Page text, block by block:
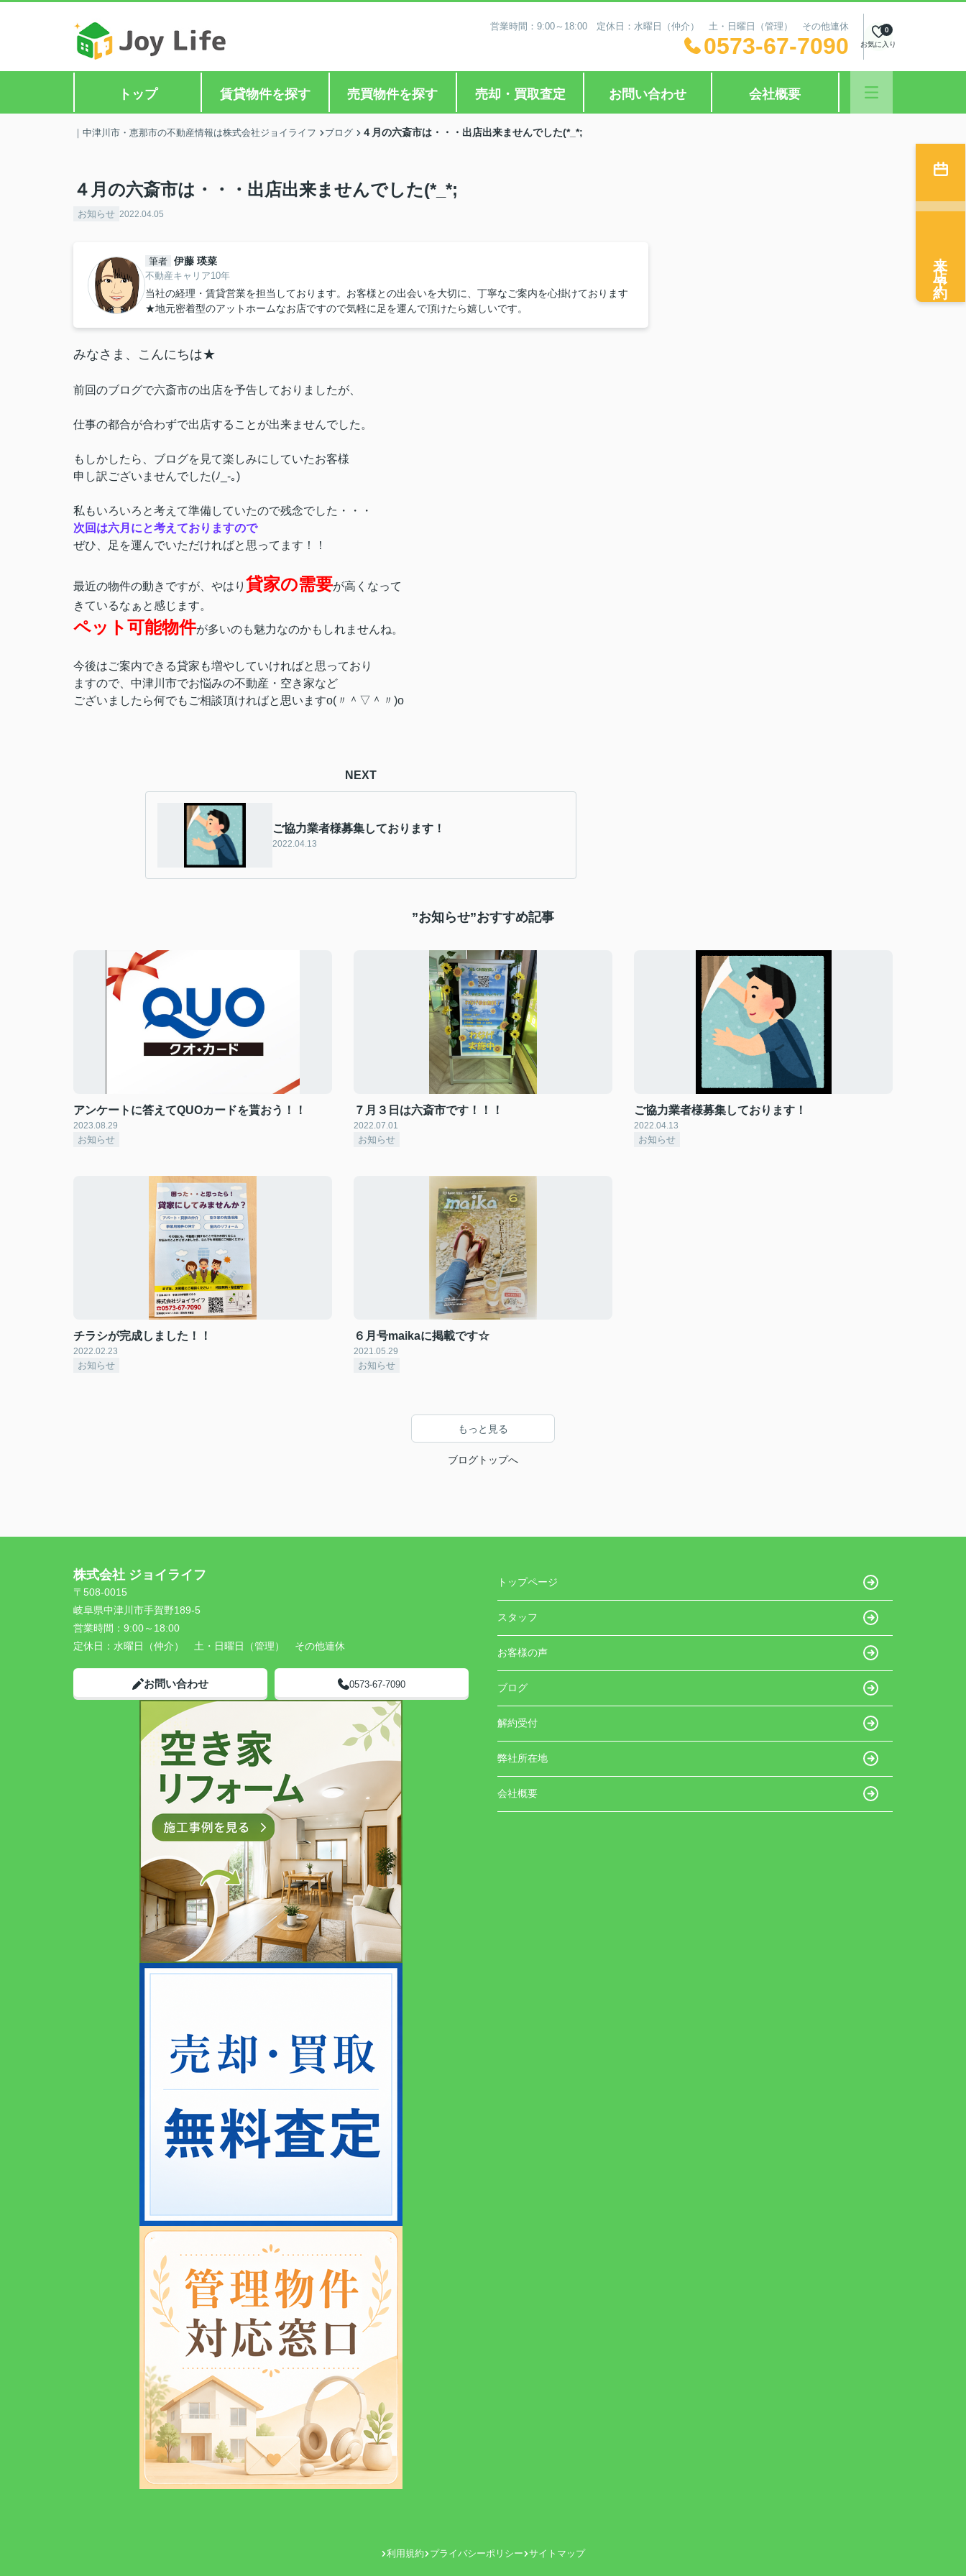
営業時間：9:00～18:00 定休日：水曜日（仲介） 土・日曜日（管理） その他連休
0573-67-7090 お気に入り
0
トップ 賃貸物件を探す 売買物件を探す 売却・買取査定 お問い合わせ 会社概要
｜中津川市・恵那市の不動産情報は株式会社ジョイライフ ブログ ４月の六斎市は・・・出店出来ませんでした(*_*;
４月の六斎市は・・・出店出来ませんでした(*_*;
お知らせ 2022.04.05
筆者 伊藤 瑛菜
不動産キャリア10年
当社の経理・賃貸営業を担当しております。お客様との出会いを大切に、丁寧なご案内を心掛けております
★地元密着型のアットホームなお店ですので気軽に足を運んで頂けたら嬉しいです。
みなさま、こんにちは★
前回のブログで六斎市の出店を予告しておりましたが、
仕事の都合が合わずで出店することが出来ませんでした。
もしかしたら、ブログを見て楽しみにしていたお客様
申し訳ございませんでした(ﾉ_-｡)
私もいろいろと考えて準備していたので残念でした・・・
次回は六月にと考えておりますので
ぜひ、足を運んでいただければと思ってます！！
最近の物件の動きですが、やはり 貸家の需要が高くなって
きているなぁと感じます。
ペット可能物件が多いのも魅力なのかもしれませんね。
今後はご案内できる貸家も増やしていければと思っており
ますので、中津川市でお悩みの不動産・空き家など
ございましたら何でもご相談頂ければと思いますo(〃＾▽＾〃)o
NEXT
ご協力業者様募集しております！
2022.04.13
”お知らせ”おすすめ記事
アンケートに答えてQUOカードを貰おう！！
2023.08.29
お知らせ
７月３日は六斎市です！！！
2022.07.01
お知らせ
ご協力業者様募集しております！
2022.04.13
お知らせ
チラシが完成しました！！
2022.02.23
お知らせ
６月号maikaに掲載です☆
2021.05.29
お知らせ
もっと見る
ブログトップへ
来店予約
株式会社 ジョイライフ
〒508-0015
岐阜県中津川市手賀野189-5
営業時間： 9:00～18:00
定休日： 水曜日（仲介） 土・日曜日（管理） その他連休
お問い合わせ 0573-67-7090
トップページ
スタッフ
お客様の声
ブログ
解約受付
弊社所在地
会社概要
利用規約 プライバシーポリシー サイトマップ